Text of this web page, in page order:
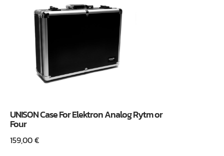
UNISON Case For Elektron Analog Rytm or
Four
159,00€